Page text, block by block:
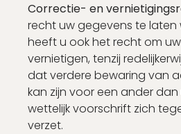
Correctie- en
recht uw gegevens te laten
heeft u ook het recht om
vernietigen, tenzij
dat verdere bewaring van
kan zijn voor een ander
wettelijk voorschrift zich
verzet.